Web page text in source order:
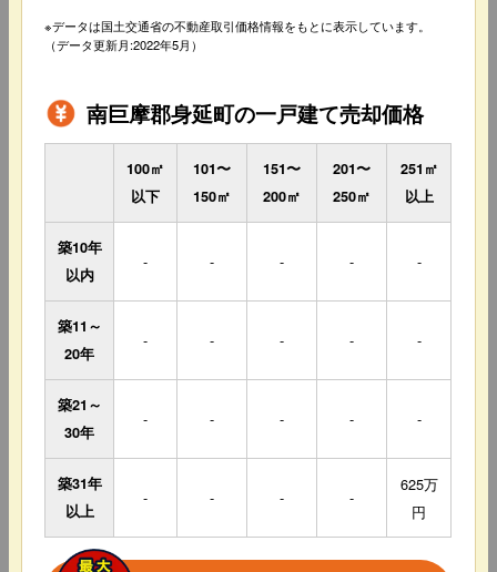
※データは国土交通省の不動産取引価格情報をもとに表示しています。
（データ更新月:2022年5月）
南巨摩郡身延町の一戸建て売却価格
100㎡
以下
101〜
150㎡
151〜
200㎡
201〜
250㎡
251㎡
以上
築10年
以内
- - - - -
築11～
20年
- - - - -
築21～
30年
- - - - -
築31年
以上
- - - -
625万
円